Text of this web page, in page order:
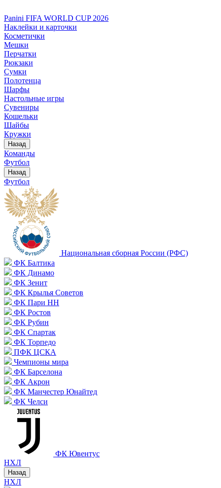
Panini FIFA WORLD CUP 2026
Наклейки и карточки
Косметички
Мешки
Перчатки
Рюкзаки
Сумки
Полотенца
Шарфы
Настольные игры
Сувениры
Кошельки
Шайбы
Кружки
Назад
Команды
Футбол
Назад
Футбол
Национальная сборная России (РФС)
ФК Балтика
ФК Динамо
ФК Зенит
ФК Крылья Советов
ФК Пари НН
ФК Ростов
ФК Рубин
ФК Спартак
ФК Торпедо
ПФК ЦСКА
Чемпионы мира
ФК Барселона
ФК Акрон
ФК Манчестер Юнайтед
ФК Челси
ФК Ювентус
НХЛ
Назад
НХЛ